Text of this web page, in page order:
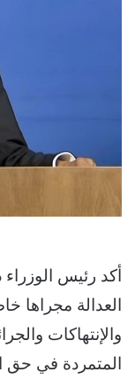
أكد رئيس
العدالة مجراها
والإنتهاكات
المتمردة في حق